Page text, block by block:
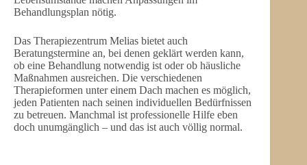
Behandlungsplan nötig.
Das Therapiezentrum Melias bietet auch
Beratungstermine an, bei denen geklärt werden kann,
ob eine Behandlung notwendig ist oder ob häusliche
Maßnahmen ausreichen. Die verschiedenen
Therapieformen unter einem Dach machen es möglich,
jeden Patienten nach seinen individuellen Bedürfnissen
zu betreuen. Manchmal ist professionelle Hilfe eben
doch unumgänglich – und das ist auch völlig normal.